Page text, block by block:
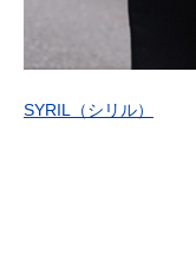
SYRIL （シリル）